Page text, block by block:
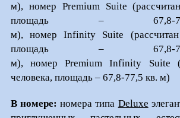
м), номер Premium Suite
площадь – 67,8-
м), номер Infinity Suite
площадь – 67,8-
м), номер Premium Infinity Suite
человека, площадь – 67,8-77,5 кв. м)
В номере: номера типа Deluxe